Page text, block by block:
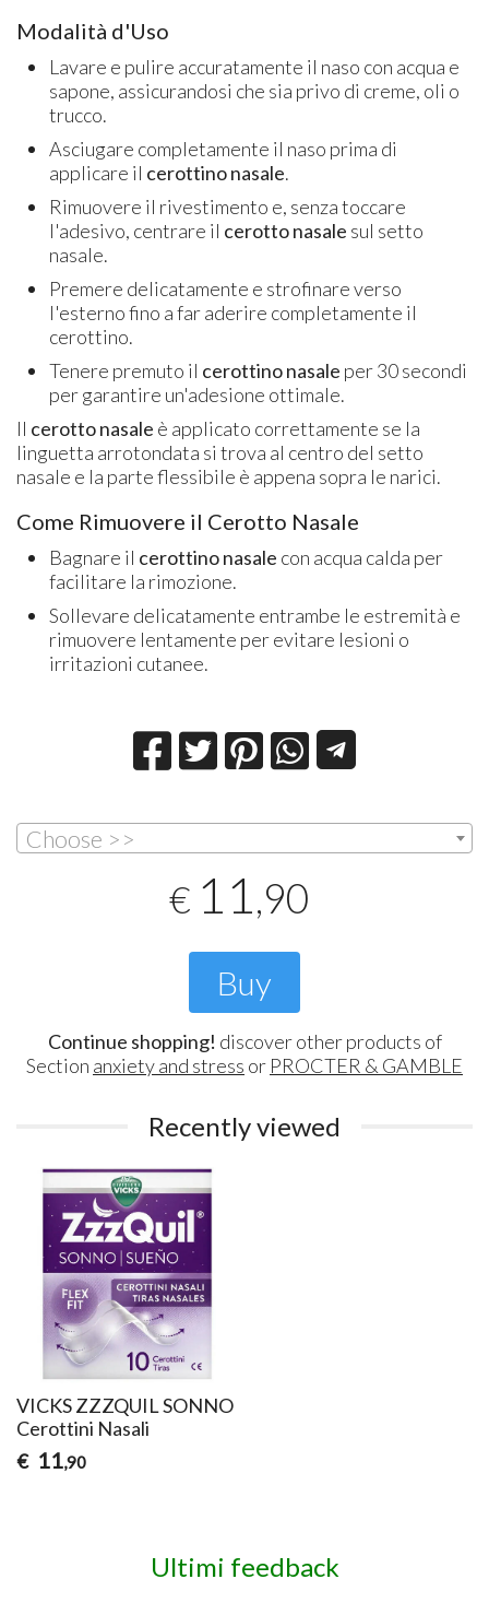
Modalità d'Uso
Lavare e pulire accuratamente il naso con acqua e
sapone, assicurandosi che sia privo di creme, oli o
trucco.
Asciugare completamente il naso prima di
applicare il cerottino nasale.
Rimuovere il rivestimento e, senza toccare
l'adesivo, centrare il cerotto nasale sul setto
nasale.
Premere delicatamente e strofinare verso
l'esterno fino a far aderire completamente il
cerottino.
Tenere premuto il cerottino nasale per 30 secondi
per garantire un'adesione ottimale.
Il cerotto nasale è applicato correttamente se la
linguetta arrotondata si trova al centro del setto
nasale e la parte flessibile è appena sopra le narici.
Come Rimuovere il Cerotto Nasale
Bagnare il cerottino nasale con acqua calda per
facilitare la rimozione.
Sollevare delicatamente entrambe le estremità e
rimuovere lentamente per evitare lesioni o
irritazioni cutanee.
Choose >>
€ 11,90
Buy
Continue shopping! discover other products of
Section anxiety and stress or PROCTER & GAMBLE
Recently viewed
VICKS ZZZQUIL SONNO
Cerottini Nasali
€ 11,90
Ultimi feedback